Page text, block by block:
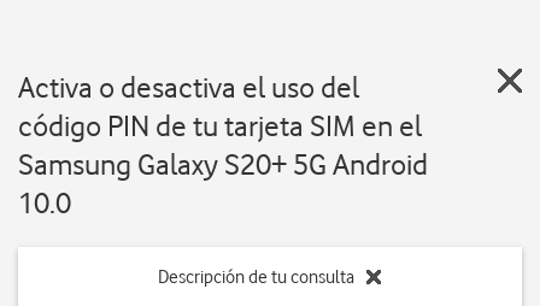
Activa o desactiva el uso del
código PIN de tu tarjeta SIM en el
Samsung Galaxy S20+ 5G Android
10.0
Descripción de tu consulta